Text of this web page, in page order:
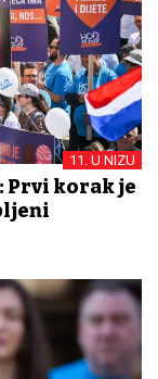
11. U NIZU
Prvi korak je